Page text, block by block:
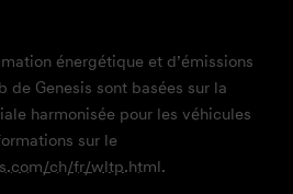
énergétique et d’émissions
Genesis sont basées sur la
harmonisée pour les véhicules
sur le
ch/fr/wltp.html.